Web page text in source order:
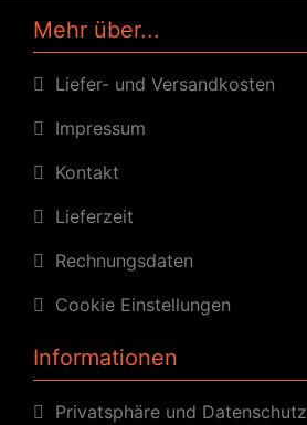
Mehr über...
Liefer- und Versandkosten
Impressum
Kontakt
Lieferzeit
Rechnungsdaten
Cookie Einstellungen
Informationen
Privatsphäre und Datenschutz